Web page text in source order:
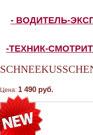
- ВОДИТЕЛЬ-
-ТЕХНИК-
Цена: 1 490 руб.